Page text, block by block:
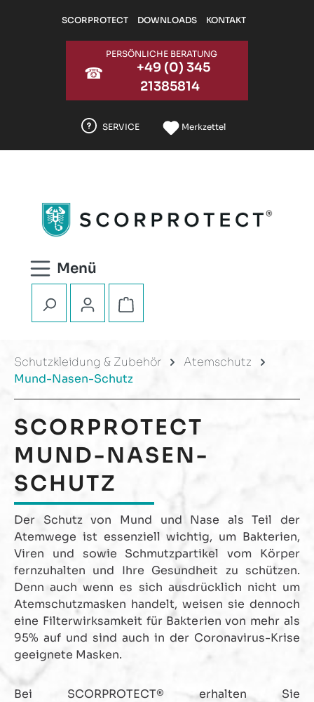
Zum Hauptinhalt springen
SCORPROTECT DOWNLOADS KONTAKT
☎
PERSÖNLICHE BERATUNG
+49 (0) 345
21385814
SERVICE Merkzettel
Warenkorb enthält 0
Schutzkleidung & Zubehör
Atemschutz
Mund-Nasen-Schutz
SCORPROTECT
MUND-NASEN-
SCHUTZ
Der Schutz von Mund und Nase als Teil der
Atemwege ist essenziell wichtig, um Bakterien,
Viren und sowie Schmutzpartikel vom Körper
fernzuhalten und Ihre Gesundheit zu schützen.
Denn auch wenn es sich ausdrücklich nicht um
Atemschutzmasken handelt, weisen sie dennoch
eine Filterwirksamkeit für Bakterien von mehr als
95% auf und sind auch in der Coronavirus-Krise
geeignete Masken.
Bei SCORPROTECT® erhalten Sie